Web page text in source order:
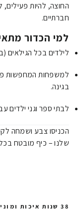
החוצה, להיות פעילים,
חברתיים.
למי הכדור
לילדים בכל הגילאים
למשפחות המחפשות
בגינה.
לבתי ספר וגני ילדים
הכניסו צבע ושמחה
שלנו – כיף מובטח
38 שנות איכות ומוניטין